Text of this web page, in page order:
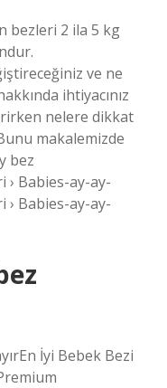
bezleri 2 ila 5 kg
ve ne
ihtiyacınız
nelere dikkat
Bunu makalemizde
bez
› Babies-ay-ay-
› Babies-ay-ay-
İyi Bebek Bezi